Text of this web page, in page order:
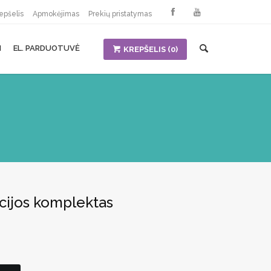
Apmokėjimas Prekių pristatymas
EL. PARDUOTUVĖ KREPŠELIS (0)
komplektas